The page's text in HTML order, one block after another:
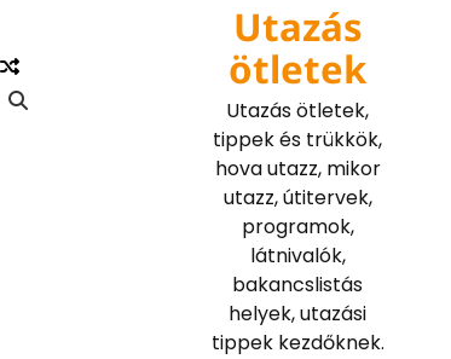
Utazás
ötletek
Utazás ötletek,
tippek és trükkök,
hova utazz, mikor
utazz, útitervek,
programok,
látnivalók,
bakancslistás
helyek, utazási
tippek kezdőknek.